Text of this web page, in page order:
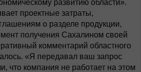
развитию области».
проектные затраты,
о разделе продукции,
получения Сахалином своей
комментарий областного
«Я передавал ваш запрос
что компания не работает на этом